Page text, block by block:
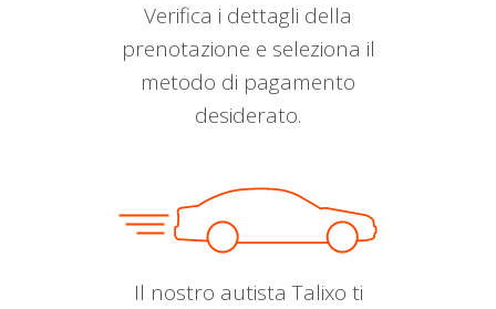
Verifica i dettagli della
prenotazione e seleziona il
metodo di pagamento
desiderato.
Il nostro autista Talixo ti